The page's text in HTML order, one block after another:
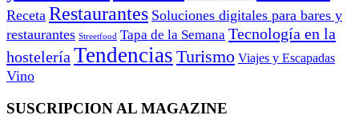
Receta Restaurantes Soluciones digitales para bares y
restaurantes Streetfood Tapa de la Semana Tecnología en la
hostelería Tendencias Turismo Viajes y Escapadas
Vino
SUSCRIPCION AL MAGAZINE